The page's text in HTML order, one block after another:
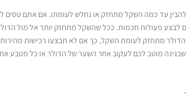
להבין עד כמה השקל מתחזק או נחלש לעומתו. אם אתם טסים
לבצע פעולות חכמות. ככל שהשקל מתחזק יותר אל מול
מתחזק לעומת השקל, כך אם לא תבצעו רכישות
מוטב לכם לעקוב אחר השער של הדולר או כל מטבע